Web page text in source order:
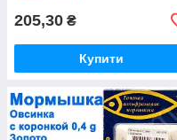
205,30 ₴
Купити